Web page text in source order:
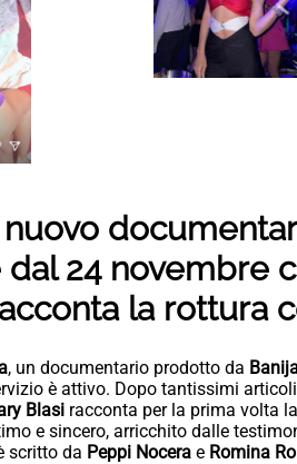
24 novembre
la rottura
, un documentario prodotto da
è attivo. Dopo tantissimi
Blasi racconta per la prima volta
e sincero, arricchito dalle
scritto da Peppi Nocera e Romina